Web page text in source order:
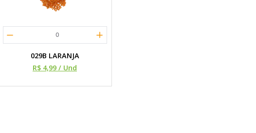
0
029B LARANJA
R$ 4,99 / Und